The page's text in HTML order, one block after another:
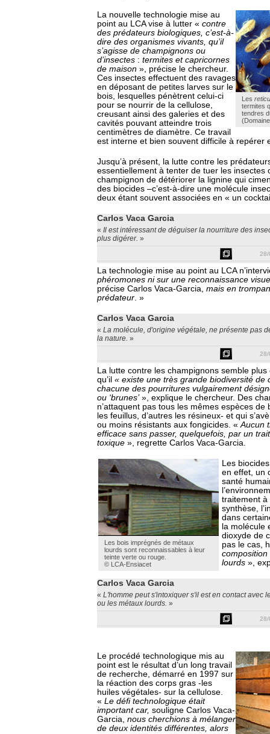
Les
termites
tendres
La nouvelle technologie mise au
point au LCA vise à lutter « contre
des prédateurs biologiques, c’est-à-
dire des organismes vivants, qu’il
s’agisse de champignons ou
d’insectes : termites et capricornes
de maison », précise le chercheur.
Ces insectes effectuent des ravages
en déposant de petites larves sur le
bois, lesquelles pénètrent celui-ci
pour se nourrir de la cellulose,
creusant ainsi des galeries et des
cavités pouvant atteindre trois
centimètres de diamètre. Ce travail
est interne et bien souvent difficile à repérer
Jusqu’à présent, la lutte contre les
essentiellement à tenter de tuer les insectes
champignon de détériorer la lignine qui
des biocides –c’est-à-dire une molécule
deux étant souvent associées en « un
Carlos Vaca Garcia
« Il est intéressant de déguiser la nourriture des
plus digérer. »
La technologie mise au point au LCA
phéromones ni sur une reconnaissance
précise Carlos Vaca-Garcia, mais en
prédateur. »
Carlos Vaca Garcia
« La molécule, d'origine végétale, ne présente pas
la nature. »
La lutte contre les champignons semble
qu’il « existe une très grande biodiversité de
chacune des pourritures vulgairement
ou ‘brunes’ », explique le chercheur. Des
n’attaquent pas tous les mêmes espèces
les feuillus, d’autres les résineux- et qui
ou moins résistants aux fongicides. «Aucun
efficace sans passer, quelquefois, par un
toxique », regrette Carlos Vaca-Garcia.
Les bois imprégnés de métaux
lourds sont reconnaissables à leur
teinte verte ou rouge.
© LCA-Ensiacet
Les
en effet, un
santé
traitement à
synthèse,
dans
la molécule
dioxyde de
pas le cas,
lourds »,
Carlos Vaca Garcia
« L'homme peut s'intoxiquer s'il est en contact avec
ou les métaux lourds. »
Le procédé technologique mis au
point est le résultat d’un long travail
de recherche, démarré en 1997 sur
la réaction des corps gras -les
huiles végétales- sur la cellulose.
« Le défi technologique était
important car, souligne Carlos Vaca-
Garcia, nous cherchions à mélanger
de deux identités différentes, alors